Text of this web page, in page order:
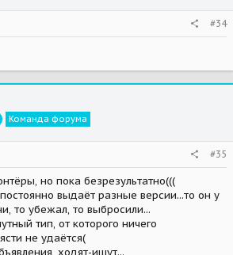
#34
Команда форума
#35
но пока безрезультатно(((
выдаёт разные версии...то он у
то убежал, то выбросили...
тип, от которого ничего
не удаётся(
ходят-ищут...